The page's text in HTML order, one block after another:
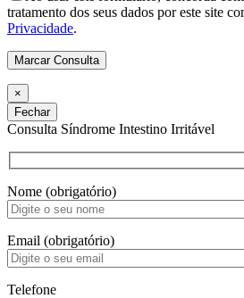
tratamento dos seus dados por este site
Privacidade.
×
Fechar
Consulta Síndrome Intestino Irritável
Nome (obrigatório)
Email (obrigatório)
Telefone